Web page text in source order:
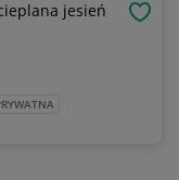
jesień